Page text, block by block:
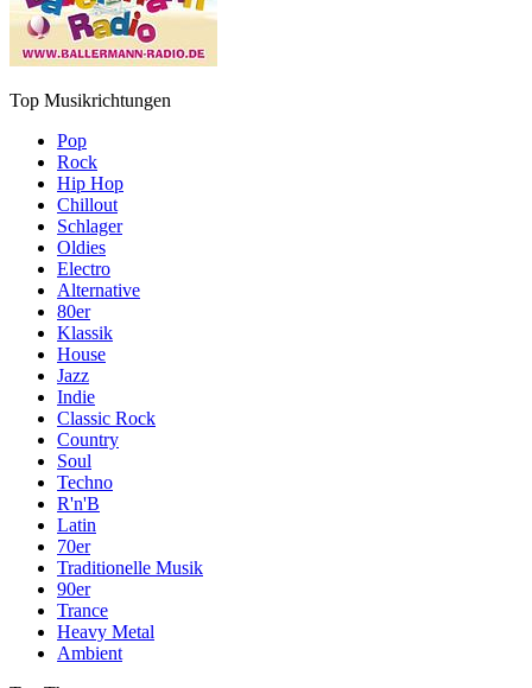
Top Musikrichtungen
Pop
Rock
Hip Hop
Chillout
Schlager
Oldies
Electro
Alternative
80er
Klassik
House
Jazz
Indie
Classic Rock
Country
Soul
Techno
R'n'B
Latin
70er
Traditionelle Musik
90er
Trance
Heavy Metal
Ambient